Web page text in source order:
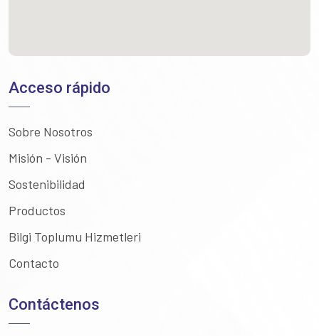
Acceso rápido
Sobre Nosotros
Misión - Visión
Sostenibilidad
Productos
Bilgi Toplumu Hizmetleri
Contacto
Contáctenos